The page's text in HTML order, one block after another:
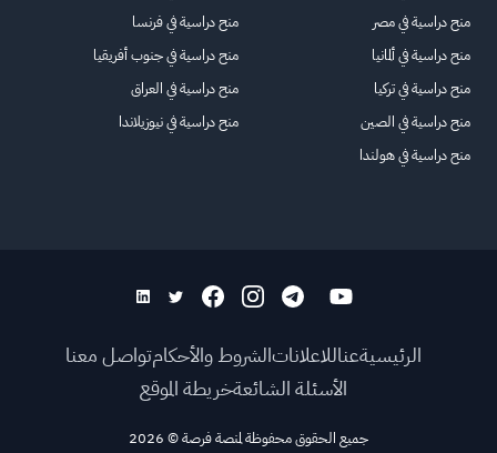
منح دراسية في مصر
منح دراسية في ألمانيا
منح دراسية في تركيا
منح دراسية في الصين
منح دراسية في هولندا
منح دراسية في فرنسا
منح دراسية في جنوب أفريقيا
منح دراسية في العراق
منح دراسية في نيوزيلاندا
الرئيسيةعناللاعلاناتالشروط والأحكامتواصل معنا
الأسئلة الشائعةخريطة الموقع
جميع الحقوق محفوظة لمنصة فرصة©
2026